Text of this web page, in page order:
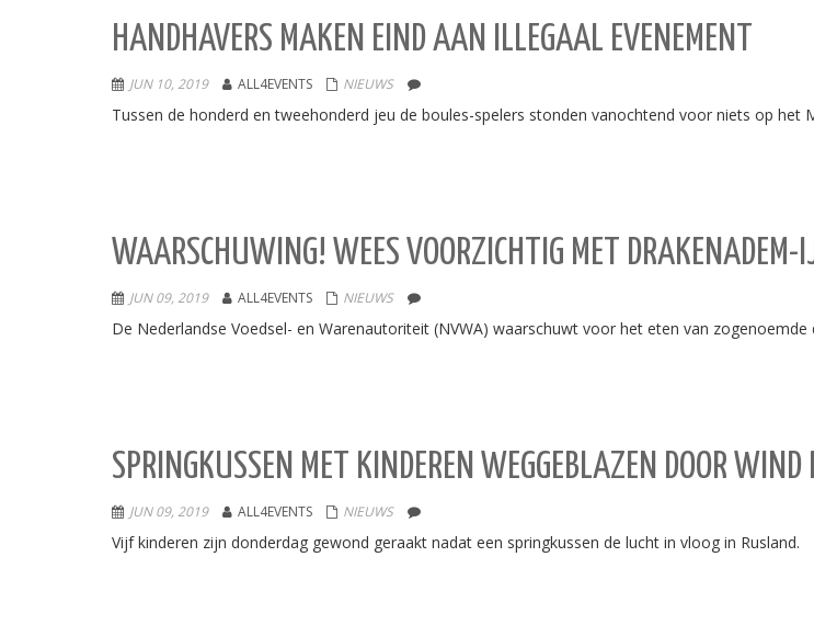
HANDHAVERS MAKEN EIND AAN ILLEGAAL EVENEMENT
JUN 10, 2019 ALL4EVENTS NIEUWS
Tussen de honderd en tweehonderd jeu de boules-spelers stonden vanochtend voor niets op het
WAARSCHUWING! WEES VOORZICHTIG MET DRAKENADEM-
JUN 09, 2019 ALL4EVENTS NIEUWS
De Nederlandse Voedsel- en Warenautoriteit (NVWA) waarschuwt voor het eten van zogenoemde
SPRINGKUSSEN MET KINDEREN WEGGEBLAZEN DOOR
JUN 09, 2019 ALL4EVENTS NIEUWS
Vijf kinderen zijn donderdag gewond geraakt nadat een springkussen de lucht in vloog in Rusland.